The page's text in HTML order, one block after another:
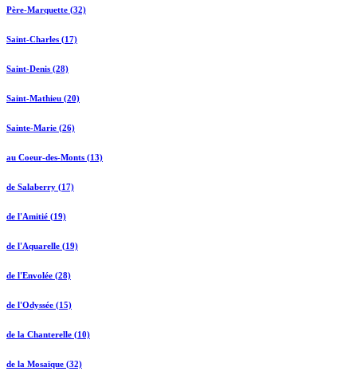
Père-Marquette (32)
Saint-Charles (17)
Saint-Denis (28)
Saint-Mathieu (20)
Sainte-Marie (26)
au Coeur-des-Monts (13)
de Salaberry (17)
de l'Amitié (19)
de l'Aquarelle (19)
de l'Envolée (28)
de l'Odyssée (15)
de la Chanterelle (10)
de la Mosaïque (32)